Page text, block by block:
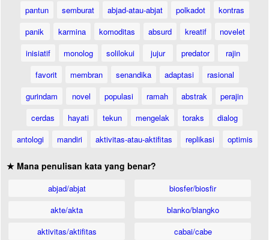
pantun
semburat abjad-atau-abjat polkadot
kontras
panik
karmina komoditas absurd kreatif
novelet
inisiatif
monolog solilokui jujur predator
rajin
favorit
membran senandika adaptasi
rasional
gurindam
novel populasi ramah abstrak
perajin
cerdas
hayati tekun mengelak toraks
dialog
antologi
mandiri aktivitas-atau-aktifitas replikasi optimis
★ Mana penulisan kata yang benar?
abjad/abjat
akte/akta
aktivitas/aktifitas
biosfer/biosfir
blanko/blangko
cabai/cabe